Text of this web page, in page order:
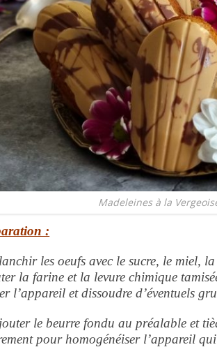
Madeleines à la
:
les oeufs avec le sucre, le miel,
la farine et la levure chimique
l’appareil et dissoudre d’éventuels
le beurre fondu au préalable et
pour homogénéiser l’appareil